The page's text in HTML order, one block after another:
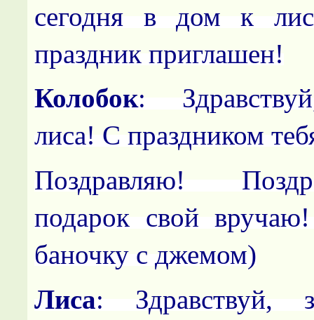
сегодня в дом к
праздник приглашен!
Колобок:
лиса! С праздником
Поздравляю!
подарок свой
баночку с джемом)
Лиса: Здравствуй,